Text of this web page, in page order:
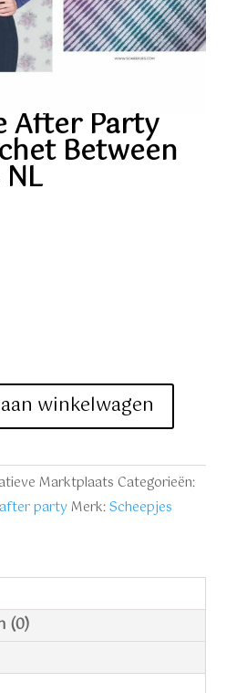
After Party
Between
winkelwagen
Marktplaats Categorieën:
partyMerk:Scheepjes
(0)